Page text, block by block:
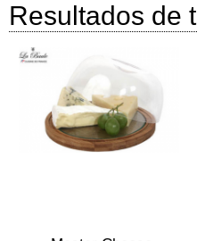
Resultados de